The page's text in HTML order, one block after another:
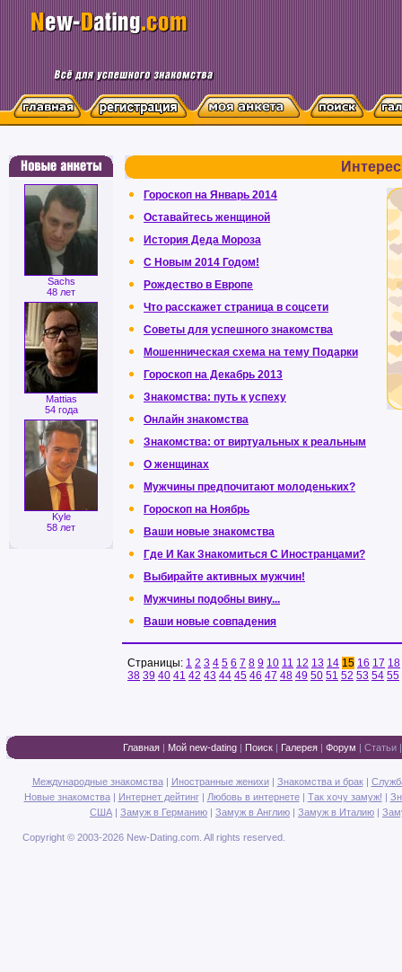
Sachs
48 лет
Mattias
54 года
Kyle
58 лет
Гороскоп на Январь 2014
Оставайтесь женщиной
История Деда Мороза
C Новым 2014 Годом!
Рождество в Европе
Что расскажет страница в соцсети
Советы для успешного знакомства
Мошенническая схема на тему Подарки
Гороскоп на Декабрь 2013
Знакомства: путь к успеху
Онлайн знакомства
Знакомства: от виртуальных к реальным
О женщинах
Мужчины предпочитают молоденьких?
Гороскоп на Ноябрь
Ваши новые знакомства
Где И Как Знакомиться С Иностранцами?
Выбирайте активных мужчин!
Мужчины подобны вину...
Ваши новые совпадения
Страницы: 1 2 3 4 5 6 7 8 9 10 11 12 13 14 15 16 17 18
38 39 40 41 42 43 44 45 46 47 48 49 50 51 52 53 54 55
Главная | Мой new-dating | Поиск | Галерея | Форум | Статьи
Международные знакомства| Иностранные женихи| Знакомства и брак|
Новые знакомства| Интернет дейтинг| Любовь в интернете| Так хочу замуж! |
США | Замуж в Германию | Замуж в Англию | Замуж в Италию |
Copyright © 2003-2026 New-Dating.com. All rights reserved.